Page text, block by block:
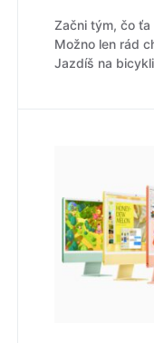
Začni tým, čo
Možno len rád
Jazdíš na